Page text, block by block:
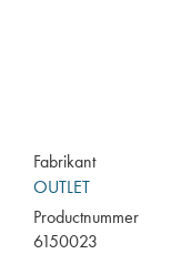
Fabrikant
OUTLET
Productnummer
6150023